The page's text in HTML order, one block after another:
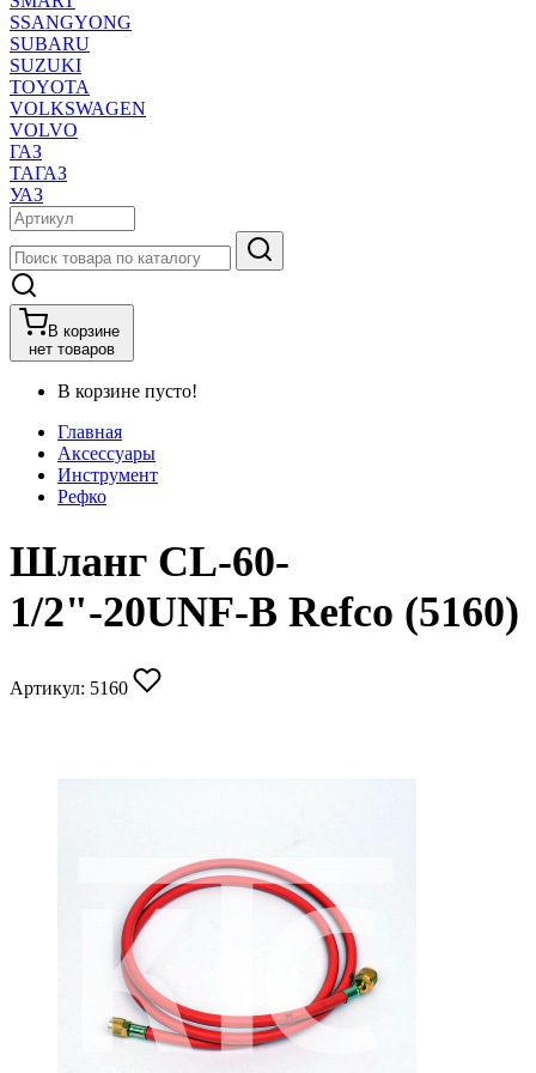
SSANGYONG
SUBARU
SUZUKI
TOYOTA
VOLKSWAGEN
VOLVO
ГАЗ
ТАГАЗ
УАЗ
В корзине
нет товаров
В корзине пусто!
Главная
Аксессуары
Инструмент
Рефко
Шланг CL-60-
1/2"-20UNF-B Refco (5160)
Артикул: 5160